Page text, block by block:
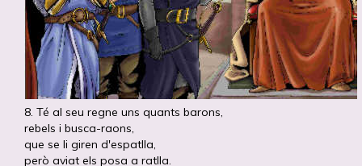
8. Té al seu regne uns quants barons,
rebels i busca-raons,
que se li giren d'espatlla,
però aviat els posa a ratlla.